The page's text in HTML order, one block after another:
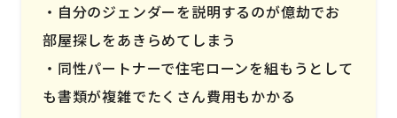
自分のジェンダーを説明するのが億劫でお
部屋探しをあきらめてしまう
同性パートナーで住宅ローンを組もうとして
も書類が複雑でたくさん費用もかかる